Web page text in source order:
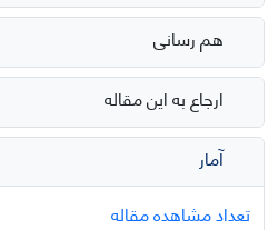
هم رسانی
ارجاع به این مقاله
آمار
تعداد مشاهده مقاله